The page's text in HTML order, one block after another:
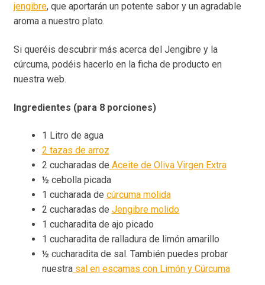
jengibre, que aportarán un potente sabor y un agradable
aroma a nuestro plato.
Si queréis descubrir más acerca del Jengibre y la
cúrcuma, podéis hacerlo en la ficha de producto en
nuestra web.
Ingredientes (para 8 porciones)
1 Litro de agua
2 tazas de arroz
2 cucharadas de Aceite de Oliva Virgen Extra
½ cebolla picada
1 cucharada de cúrcuma molida
2 cucharadas de Jengibre molido
1 cucharadita de ajo picado
1 cucharadita de ralladura de limón amarillo
½ cucharadita de sal. También puedes probar
nuestrasal en escamas con Limón y Cúrcuma